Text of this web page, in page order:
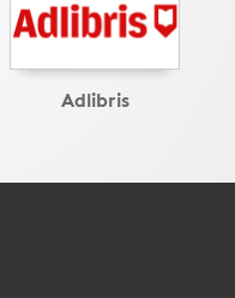
Adlibris